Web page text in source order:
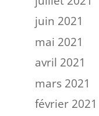
juin 2021
mai 2021
avril 2021
mars 2021
février 2021